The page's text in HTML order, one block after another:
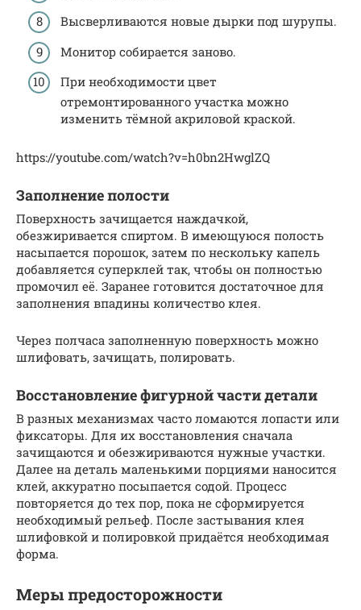
Высверливаются новые дырки под шурупы.
Монитор собирается заново.
При необходимости цвет
отремонтированного участка можно
изменить тёмной акриловой краской.
https://youtube.com/watch?v=h0bn2HwglZQ
Заполнение полости
Поверхность зачищается наждачкой,
обезжиривается спиртом. В имеющуюся полость
насыпается порошок, затем по нескольку капель
добавляется суперклей так, чтобы он полностью
промочил её. Заранее готовится достаточное для
заполнения впадины количество клея.
Через полчаса заполненную поверхность можно
шлифовать, зачищать, полировать.
Восстановление фигурной части детали
В разных механизмах часто ломаются лопасти или
фиксаторы. Для их восстановления сначала
зачищаются и обезжириваются нужные участки.
Далее на деталь маленькими порциями наносится
клей, аккуратно посыпается содой. Процесс
повторяется до тех пор, пока не сформируется
необходимый рельеф. После застывания клея
шлифовкой и полировкой придаётся необходимая
форма.
Меры предосторожности